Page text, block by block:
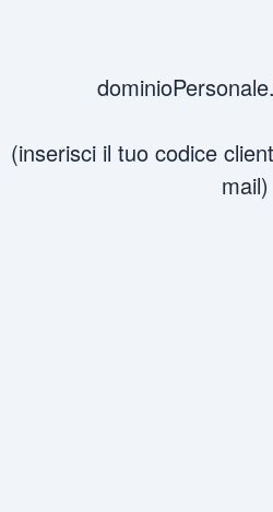
(inserisci il tuo codice
mail)